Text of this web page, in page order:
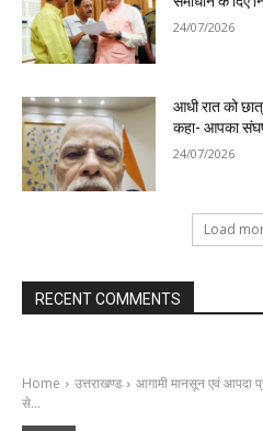
24/07/2026
आधी रात को
कहा- आपका
24/07/2026
Load
RECENT COMMENTS